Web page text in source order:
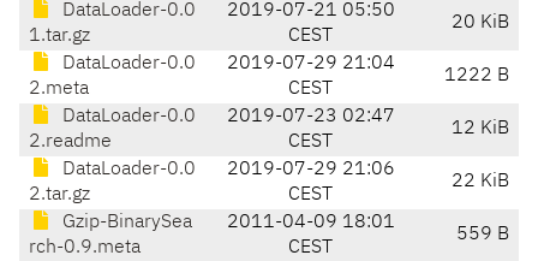
DataLoader-0.0
1.tar.gz
2019-07-21 05:50
CEST
20 KiB
DataLoader-0.0
2.meta
2019-07-29 21:04
CEST
1222 B
DataLoader-0.0
2.readme
2019-07-23 02:47
CEST
12 KiB
DataLoader-0.0
2.tar.gz
2019-07-29 21:06
CEST
22 KiB
Gzip-BinarySea
rch-0.9.meta
2011-04-09 18:01
CEST
559 B